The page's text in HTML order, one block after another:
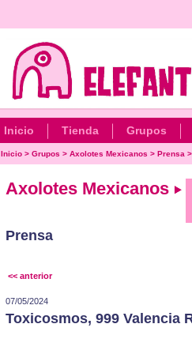
Inicio Tienda Grupos
Inicio> Grupos > Axolotes Mexicanos > Prensa >
Axolotes Mexicanos
Prensa
<< anterior
07/05/2024
Toxicosmos, 999 Valencia